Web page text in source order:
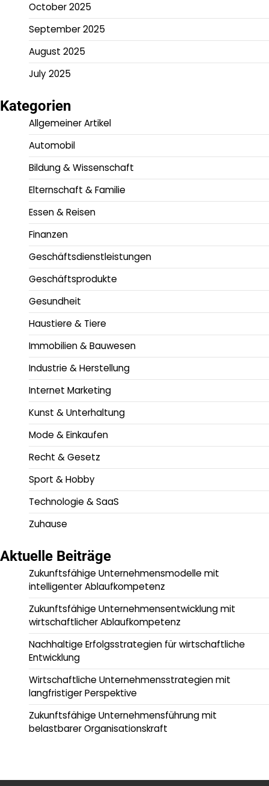
October 2025
September 2025
August 2025
July 2025
Kategorien
Allgemeiner Artikel
Automobil
Bildung & Wissenschaft
Elternschaft & Familie
Essen & Reisen
Finanzen
Geschäftsdienstleistungen
Geschäftsprodukte
Gesundheit
Haustiere & Tiere
Immobilien & Bauwesen
Industrie & Herstellung
Internet Marketing
Kunst & Unterhaltung
Mode & Einkaufen
Recht & Gesetz
Sport & Hobby
Technologie & SaaS
Zuhause
Aktuelle Beiträge
Zukunftsfähige Unternehmensmodelle mit
intelligenter Ablaufkompetenz
Zukunftsfähige Unternehmensentwicklung mit
wirtschaftlicher Ablaufkompetenz
Nachhaltige Erfolgsstrategien für wirtschaftliche
Entwicklung
Wirtschaftliche Unternehmensstrategien mit
langfristiger Perspektive
Zukunftsfähige Unternehmensführung mit
belastbarer Organisationskraft